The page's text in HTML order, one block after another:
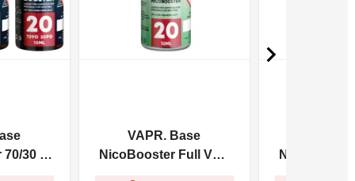
30 -
VAPR. Base
NicoBooster Full VG -
